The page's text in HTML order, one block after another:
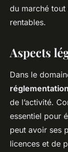
du marché tout
rentables​.
Aspects
Dans le
réglementation
de l’activité.
essentiel pour
peut avoir ses
licences et de